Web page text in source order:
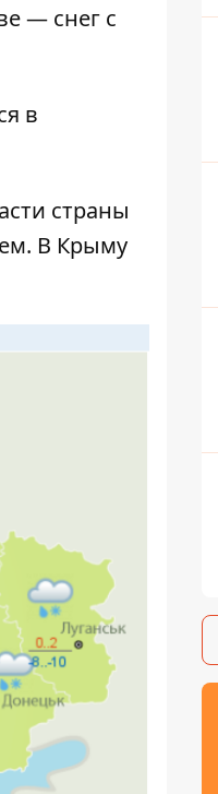
— снег с
в
страны
В Крыму